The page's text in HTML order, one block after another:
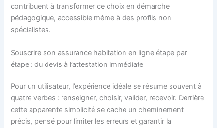
contribuent à transformer ce choix en démarche
pédagogique, accessible même à des profils non
spécialistes.
Souscrire son assurance habitation en ligne étape par
étape : du devis à l’attestation immédiate
Pour un utilisateur, l’expérience idéale se résume souvent à
quatre verbes : renseigner, choisir, valider, recevoir. Derrière
cette apparente simplicité se cache un cheminement
précis, pensé pour limiter les erreurs et garantir la